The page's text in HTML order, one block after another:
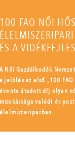
100 FAO NŐI
ÉS A
A Női Gazdálkodók
a jelölés az első „100
évente átadott díj olyan
munkássága valódi és
élelmiszeriparban.